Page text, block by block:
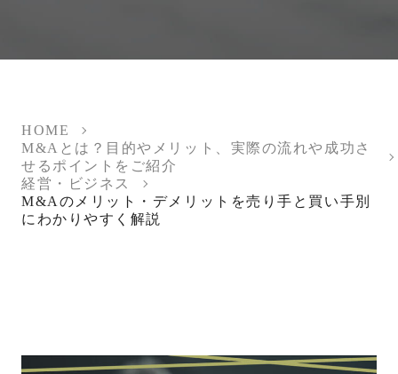
HOME
M&Aとは？目的やメリット、実際の流れや成功さ
せるポイントをご紹介
経営・ビジネス
M&Aのメリット・デメリットを売り手と買い手別
にわかりやすく解説